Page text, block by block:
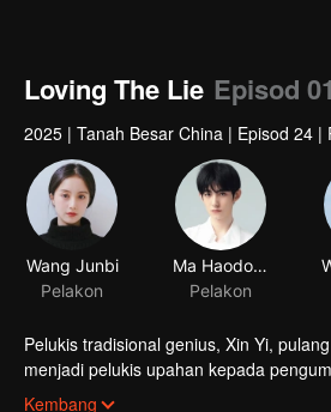
Loving The Lie Episod 01
2025 | Tanah Besar China | Episod 24 |
Wang Junbi
Pelakon
Ma Haodong
Pelakon
Pelukis tradisional genius, Xin Yi,
menjadi pelukis upahan kepada
sebalik tragedi ngeri lebih sedekad
Demi membalas dendam, Xin Yi
Kembang